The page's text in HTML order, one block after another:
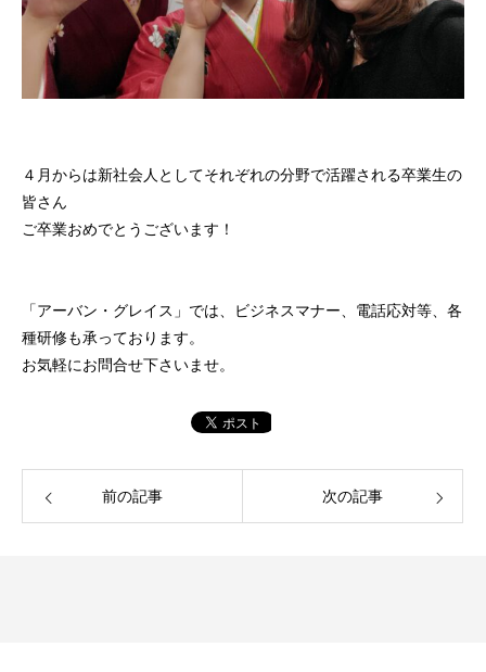
４月からは新社会人としてそれぞれの分野で活躍される卒業生の
皆さん
ご卒業おめでとうございます！
「アーバン・グレイス」では、ビジネスマナー、電話応対等、各
種研修も承っております。
お気軽にお問合せ下さいませ。
前の記事 次の記事